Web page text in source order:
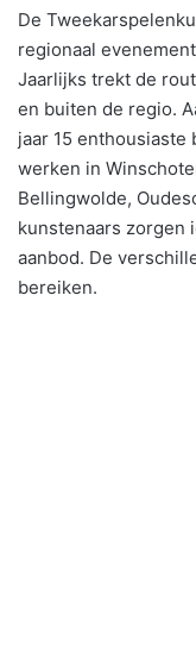
De
regionaal
Jaarlijks trekt de
en buiten de regio.
jaar 15 enthousiaste
werken in
Bellingwolde,
kunstenaars zorgen
aanbod. De
bereiken.